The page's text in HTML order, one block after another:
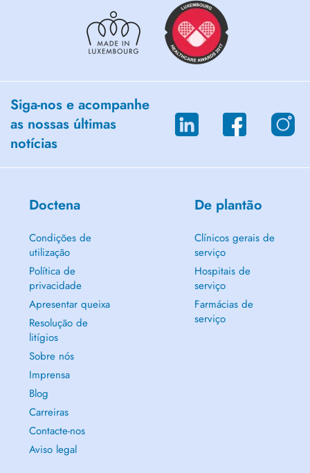
Siga-nos e acompanhe
as nossas últimas
notícias
Doctena
Condições de
utilização
Política de
privacidade
Apresentar queixa
Resolução de
litígios
Sobre nós
Imprensa
Blog
Carreiras
Contacte-nos
Aviso legal
De plantão
Clínicos gerais de
serviço
Hospitais de
serviço
Farmácias de
serviço